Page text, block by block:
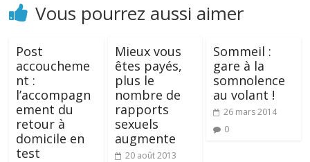
Vous pourrez aussi aimer
Post
accoucheme
nt :
l’accompagn
ement du
retour à
domicile en
test
Mieux vous
êtes payés,
plus le
nombre de
rapports
sexuels
augmente
20 août 2013
Sommeil :
gare à la
somnolence
au volant !
26 mars 2014
0